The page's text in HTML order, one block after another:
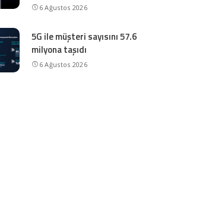
6 Ağustos 2026
5G ile müşteri sayısını 57.6
milyona taşıdı
6 Ağustos 2026